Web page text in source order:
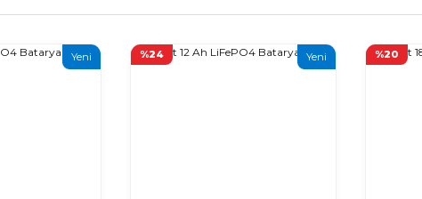
Yeni %24 Yeni %20